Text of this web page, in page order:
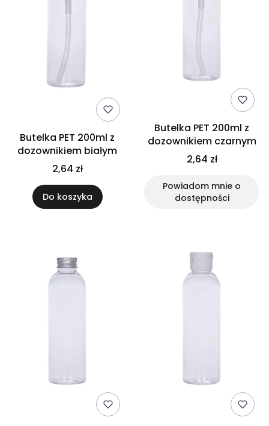
Butelka PET 200ml z
dozownikiem białym
2,64 zł
Do koszyka
Butelka PET 200ml z
dozownikiem czarnym
2,64 zł
Powiadom mnie o
dostępności